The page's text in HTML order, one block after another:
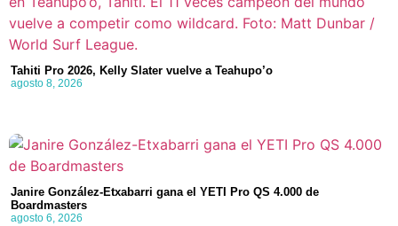
Tahiti Pro 2026, Kelly Slater vuelve a Teahupo’o
agosto 8, 2026
Janire González-Etxabarri gana el YETI Pro QS 4.000 de
Boardmasters
agosto 6, 2026